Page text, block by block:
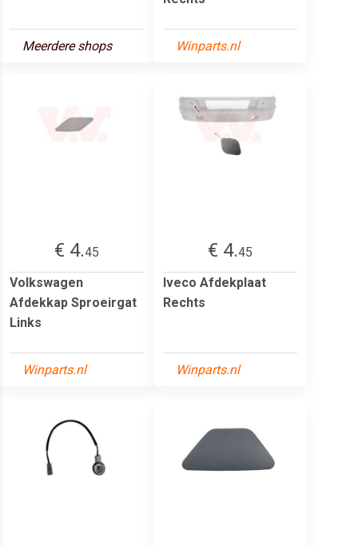
Meerdere shops Winparts.nl
€ 4.45
Volkswagen
Afdekkap Sproeirgat
Links
Winparts.nl
€ 4.45
Iveco Afdekplaat
Rechts
Winparts.nl